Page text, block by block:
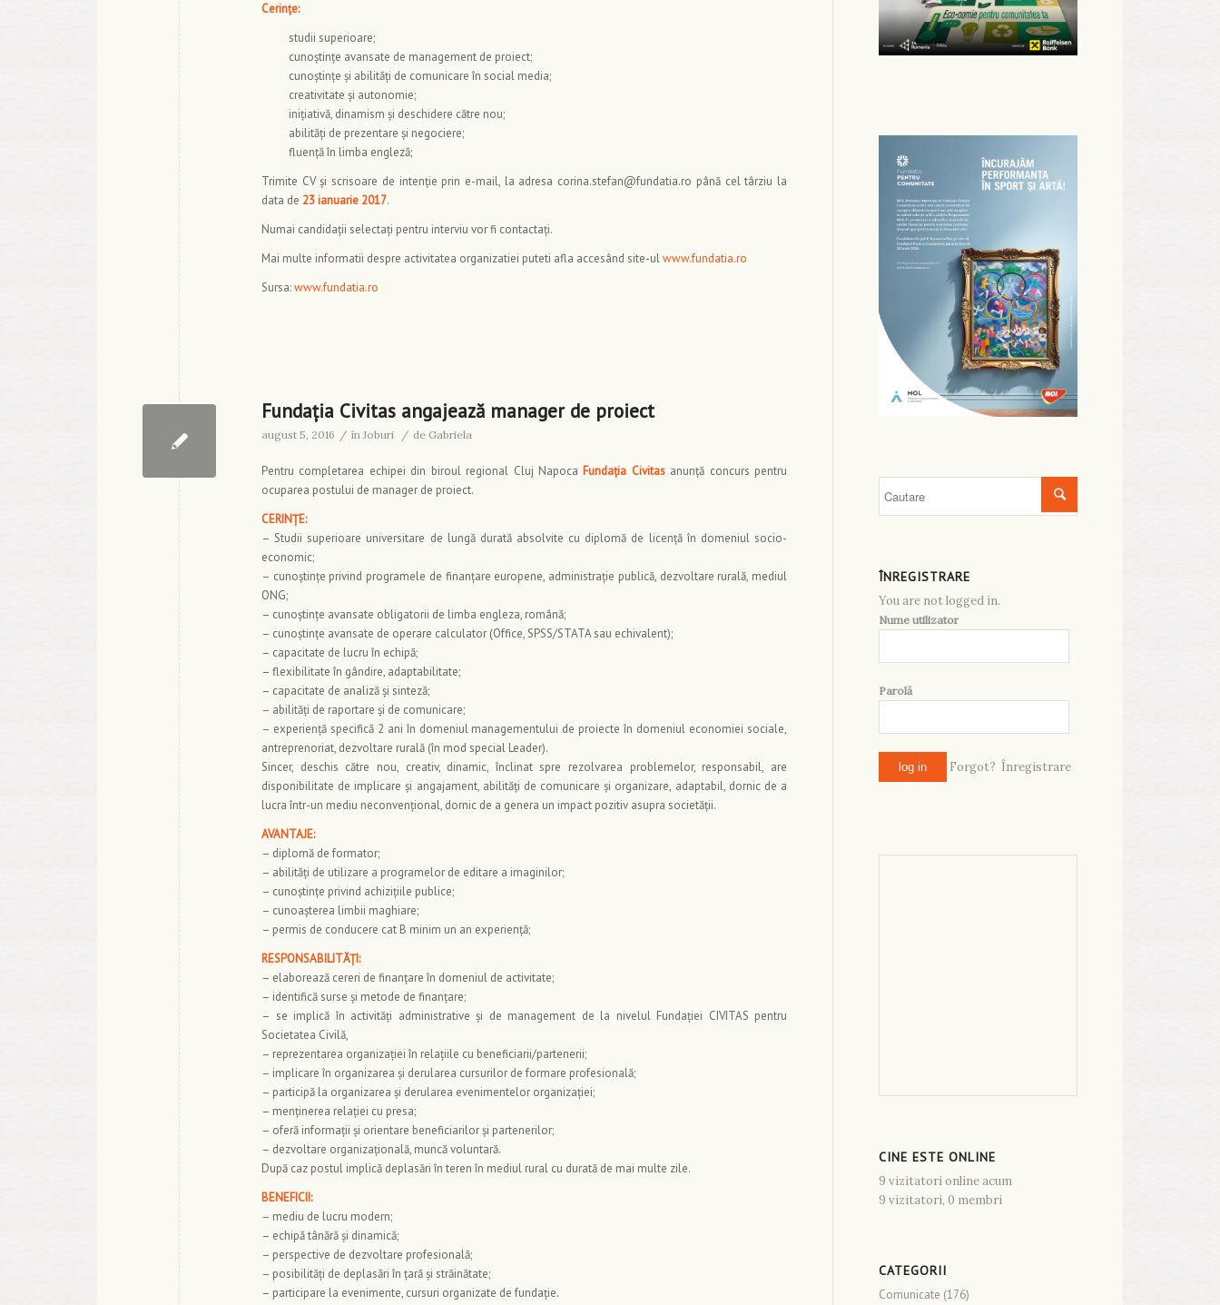
Cerințe:
studii superioare;
cunoștințe avansate de management de proiect;
cunoștințe și abilități de comunicare în social media;
creativitate și autonomie;
iniţiativă, dinamism şi deschidere către nou;
abilități de prezentare și negociere;
fluenţă în limba engleză;
Trimite CV şi scrisoare de intenţie prin e-mail, la adresa corina.stefan@fundatia.ro până cel târziu la
data de 23 ianuarie 2017.
Numai candidaţii selectaţi pentru interviu vor fi contactaţi.
Mai multe informatii despre activitatea organizatiei puteti afla accesând site-ulwww.fundatia.ro
Sursa:www.fundatia.ro
Fundația Civitas angajează manager de proiect
august 5, 2016 / în Joburi / de Gabriela
Pentru completarea echipei din biroul regional Cluj Napoca Fundația Civitasanunță concurs pentru
ocuparea postului de manager de proiect.
CERINȚE:
– Studii superioare universitare de lungă durată absolvite cu diplomă de licenţă în domeniul socio-
economic;
– cunoștințe privind programele de finanțare europene, administrație publică, dezvoltare rurală, mediul
ONG;
– cunoștințe avansate obligatorii de limba engleza, română;
– cunoștințe avansate de operare calculator (Office, SPSS/STATA sau echivalent);
– capacitate de lucru în echipă;
– flexibilitate în gândire, adaptabilitate;
– capacitate de analiză și sinteză;
– abilități de raportare și de comunicare;
– experiență specifică 2 ani în domeniul managementului de proiecte în domeniul economiei sociale,
antreprenoriat, dezvoltare rurală (în mod special Leader).
Sincer, deschis către nou, creativ, dinamic, înclinat spre rezolvarea problemelor, responsabil, are
disponibilitate de implicare și angajament, abilități de comunicare și organizare, adaptabil, dornic de a
lucra într-un mediu neconvențional, dornic de a genera un impact pozitiv asupra societății.
AVANTAJE:
– diplomă de formator;
– abilități de utilizare a programelor de editare a imaginilor;
– cunoștințe privind achizițiile publice;
– cunoașterea limbii maghiare;
– permis de conducere cat B minim un an experiență;
RESPONSABILITĂȚI:
– elaborează cereri de finanțare în domeniul de activitate;
– identifică surse și metode de finanțare;
– se implică în activități administrative și de management de la nivelul Fundației CIVITAS pentru
Societatea Civilă,
– reprezentarea organizației în relațiile cu beneficiarii/partenerii;
– implicare în organizarea și derularea cursurilor de formare profesională;
– participă la organizarea și derularea evenimentelor organizației;
– menținerea relației cu presa;
– oferă informații și orientare beneficiarilor și partenerilor;
– dezvoltare organizațională, muncă voluntară.
După caz postul implică deplasări în teren în mediul rural cu durată de mai multe zile.
BENEFICII:
– mediu de lucru modern;
– echipă tânără și dinamică;
– perspective de dezvoltare profesională;
– posibilități de deplasări în țară și străinătate;
– participare la evenimente, cursuri organizate de fundație.
ÎNREGISTRARE
You are not logged in.
Nume utilizator
Parolă
Forgot? Înregistrare
CINE ESTE ONLINE
9 vizitatori online acum
9 vizitatori, 0 membri
CATEGORII
Comunicate (176)